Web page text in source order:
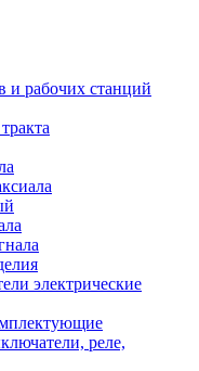
и рабочих станций
электрические
реле,